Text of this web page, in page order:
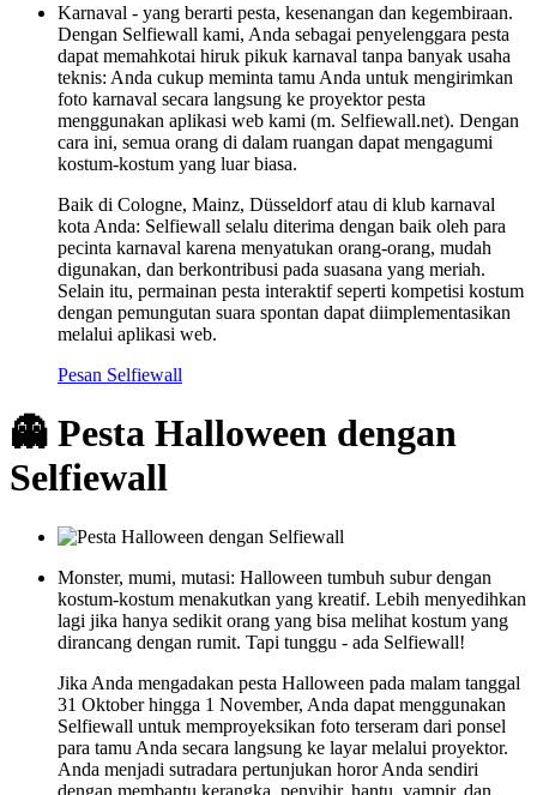
Karnaval - yang berarti pesta, kesenangan dan kegembiraan.
Dengan Selfiewall kami, Anda sebagai penyelenggara pesta
dapat memahkotai hiruk pikuk karnaval tanpa banyak usaha
teknis: Anda cukup meminta tamu Anda untuk mengirimkan
foto karnaval secara langsung ke proyektor pesta
menggunakan aplikasi web kami (m. Selfiewall.net). Dengan
cara ini, semua orang di dalam ruangan dapat mengagumi
kostum-kostum yang luar biasa.
Baik di Cologne, Mainz, Düsseldorf atau di klub karnaval
kota Anda: Selfiewall selalu diterima dengan baik oleh para
pecinta karnaval karena menyatukan orang-orang, mudah
digunakan, dan berkontribusi pada suasana yang meriah.
Selain itu, permainan pesta interaktif seperti kompetisi kostum
dengan pemungutan suara spontan dapat diimplementasikan
melalui aplikasi web.
Pesan Selfiewall
👻 Pesta Halloween dengan
Selfiewall
Monster, mumi, mutasi: Halloween tumbuh subur dengan
kostum-kostum menakutkan yang kreatif. Lebih menyedihkan
lagi jika hanya sedikit orang yang bisa melihat kostum yang
dirancang dengan rumit. Tapi tunggu - ada Selfiewall!
Jika Anda mengadakan pesta Halloween pada malam tanggal
31 Oktober hingga 1 November, Anda dapat menggunakan
Selfiewall untuk memproyeksikan foto terseram dari ponsel
para tamu Anda secara langsung ke layar melalui proyektor.
Anda menjadi sutradara pertunjukan horor Anda sendiri
dengan membantu kerangka, penyihir, hantu, vampir, dan